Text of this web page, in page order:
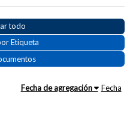
todo
Etiqueta
Fecha de agregación Fecha